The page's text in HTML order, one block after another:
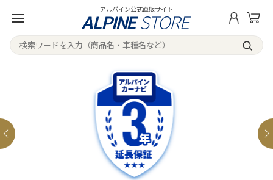
アルパイン公式直販サイト